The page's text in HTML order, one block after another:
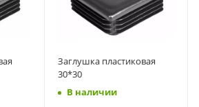
Заглушка пластиковая
30*30
В наличии